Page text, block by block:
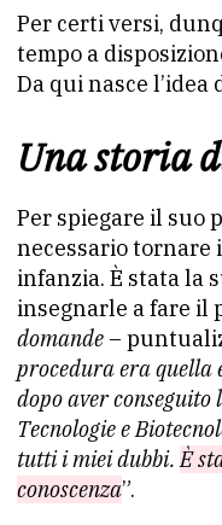
Per certi versi,
tempo a
Da qui nasce l’idea
Una storia
Per spiegare il suo
necessario tornare
infanzia. È stata la
insegnarle a fare il
domande –
procedura era quella
dopo aver
Tecnologie e
tutti i miei dubbi.È
conoscenza”.